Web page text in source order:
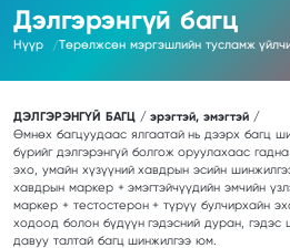
Дэлгэрэнгүй багц
Нүүр Төрөлжсөн мэргэшлийн тусламж
ДЭЛГЭРЭНГҮЙ БАГЦ / эрэгтэй, эмэгтэй /
Өмнөх багцуудаас ялгаатай нь дээрх багц
бүрийг дэлгэрэнгүй болгож оруулахаас
эхо, умайн хүзүүний хавдрын эсийн
хавдрын маркер + эмэгтэйчүүдийн эмчийн
маркер + тестостерон + түрүү булчирхайн
ходоод болон бүдүүн гэдэсний дуран, гэдэс
давуу талтай багц шинжилгээ юм.